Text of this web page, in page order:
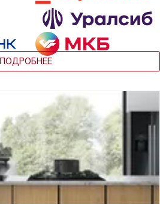
ПОДРОБНЕЕ